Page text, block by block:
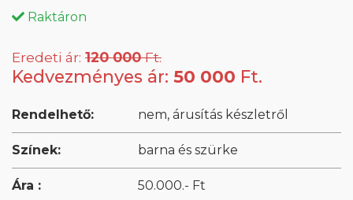
Raktáron
Eredeti ár: 120 000Ft.
Kedvezményes ár: 50 000 Ft.
Rendelhető: nem, árusítás készletről
Színek: barna és szürke
Ára : 50.000.- Ft